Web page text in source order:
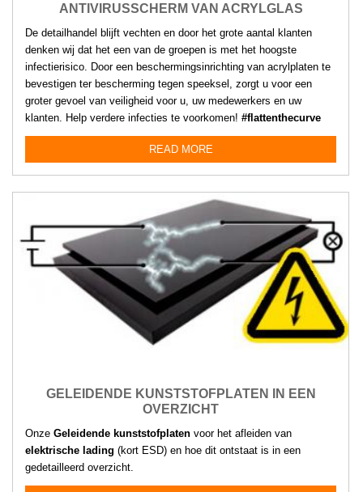
ANTIVIRUSSCHERM VAN ACRYLGLAS
De detailhandel blijft vechten en door het grote aantal klanten
denken wij dat het een van de groepen is met het hoogste
infectierisico. Door een beschermingsinrichting van acrylplaten te
bevestigen ter bescherming tegen speeksel, zorgt u voor een
groter gevoel van veiligheid voor u, uw medewerkers en uw
klanten. Help verdere infecties te voorkomen! #flattenthecurve
READ MORE
GELEIDENDE KUNSTSTOFPLATEN IN EEN
OVERZICHT
Onze Geleidende kunststofplaten voor het afleiden van
elektrische lading (kort ESD) en hoe dit ontstaat is in een
gedetailleerd overzicht.